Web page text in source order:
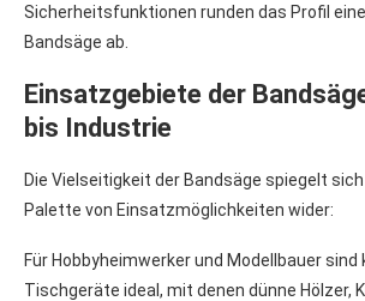
Sicherheitsfunktionen runden das Profil
Bandsäge ab.
Einsatzgebiete der
bis Industrie
Die Vielseitigkeit der Bandsäge spiegelt
Palette von Einsatzmöglichkeiten wider:
Für Hobbyheimwerker und Modellbauer sind
Tischgeräte ideal, mit denen dünne Hölzer,